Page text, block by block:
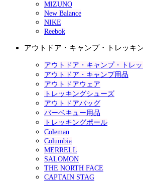
MIZUNO
New Balance
NIKE
Reebok
アウトドア・キャンプ・トレッキ
アウトドア・キャンプ・トレ
アウトドア・キャンプ用品
アウトドアウェア
トレッキングシューズ
アウトドアバッグ
バーベキュー用品
トレッキングポール
Coleman
Columbia
MERRELL
SALOMON
THE NORTH FACE
CAPTAIN STAG